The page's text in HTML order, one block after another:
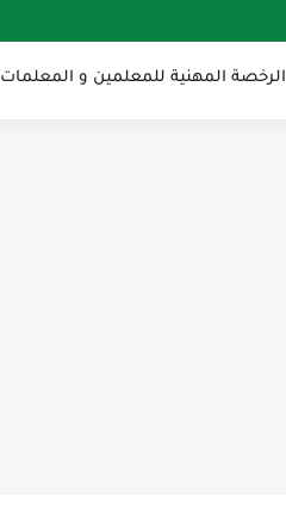
الرخصة المهنية للمعلمين و المعلمات